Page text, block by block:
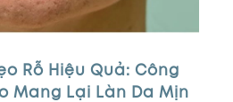
Rỗ Hiệu Quả: Công
Mang Lại Làn Da Mịn